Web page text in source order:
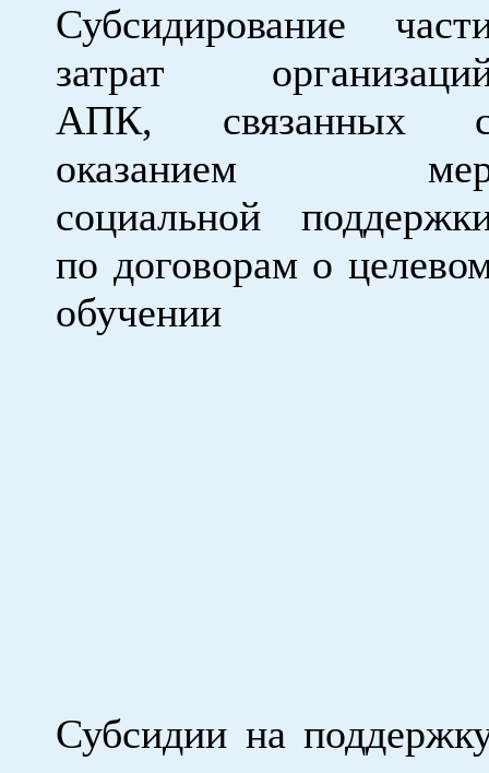
Субсидирование
затрат
АПК, связанных
оказанием
социальной
по договорам о
обучении
Субсидии на